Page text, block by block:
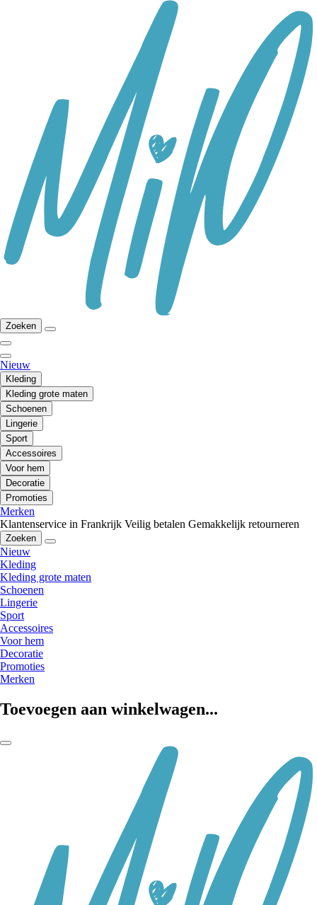
Zoeken
Nieuw
Kleding
Kleding grote maten
Schoenen
Lingerie
Sport
Accessoires
Voor hem
Decoratie
Promoties
Merken
Klantenservice in Frankrijk Veilig betalen Gemakkelijk retourneren
Zoeken
Nieuw
Kleding
Kleding grote maten
Schoenen
Lingerie
Sport
Accessoires
Voor hem
Decoratie
Promoties
Merken
Toevoegen aan winkelwagen...